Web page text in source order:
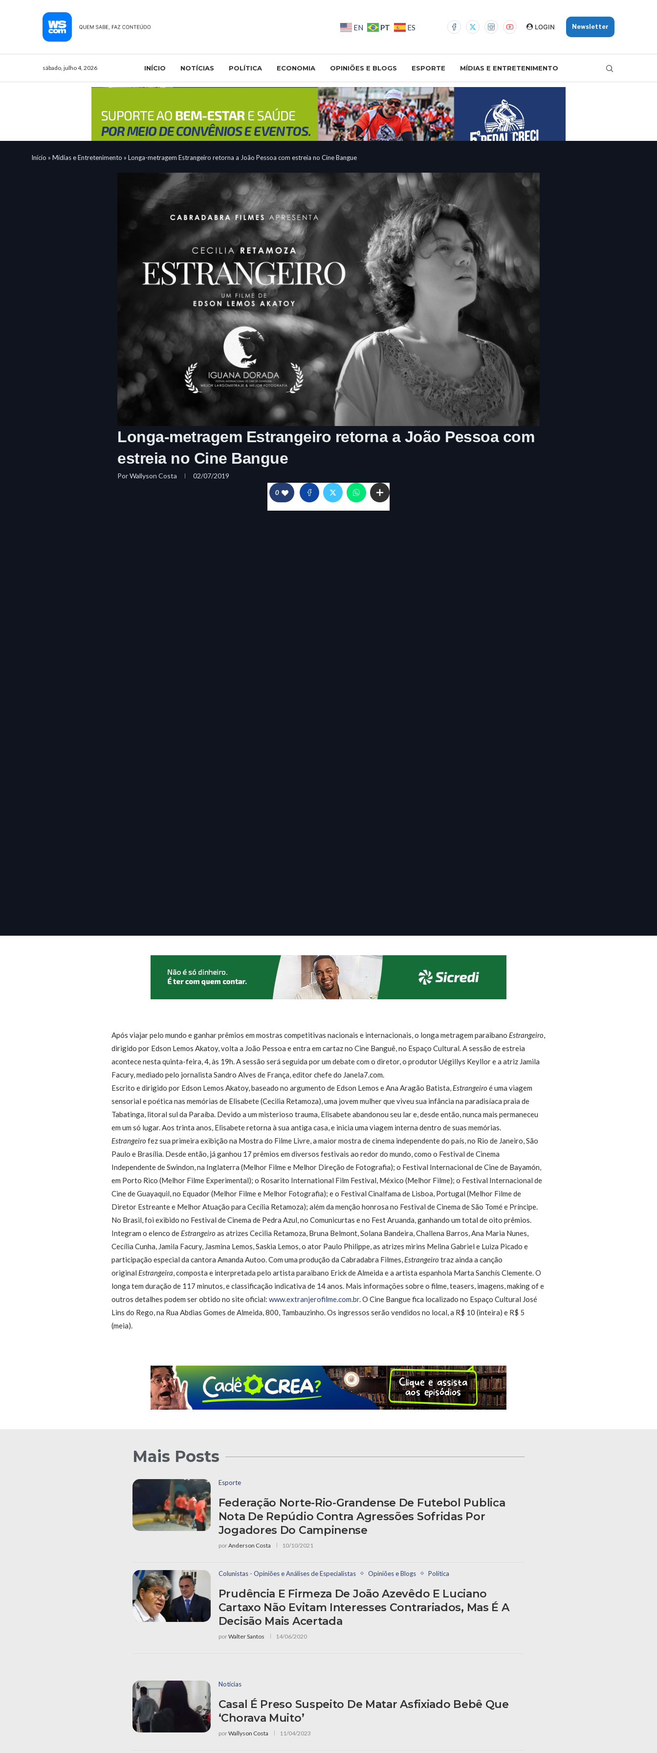
EN PT ES LOGIN Newsletter
sábado, julho 4, 2026 INÍCIO NOTÍCIAS POLÍTICA ECONOMIA OPINIÕES E BLOGS ESPORTE MÍDIAS E ENTRETENIMENTO
Início » Mídias e Entretenimento » Longa-metragem Estrangeiro retorna a João Pessoa com estreia no Cine Bangue
Longa-metragem Estrangeiro retorna a João Pessoa com
estreia no Cine Bangue
PorWallyson Costa 02/07/2019
0
Após viajar pelo mundo e ganhar prêmios em mostras competitivas nacionais e internacionais, o longa metragem paraibano Estrangeiro,
dirigido por Edson Lemos Akatoy, volta a João Pessoa e entra em cartaz no Cine Banguê, no Espaço Cultural. A sessão de estreia
acontece nesta quinta-feira, 4, às 19h. A sessão será seguida por um debate com o diretor, o produtor Uégillys Keyllor e a atriz Jamila
Facury, mediado pelo jornalista Sandro Alves de França, editor chefe do Janela7.com.
Escrito e dirigido por Edson Lemos Akatoy, baseado no argumento de Edson Lemos e Ana Aragão Batista, Estrangeiro é uma viagem
sensorial e poética nas memórias de Elisabete (Cecilia Retamoza), uma jovem mulher que viveu sua infância na paradisíaca praia de
Tabatinga, litoral sul da Paraíba. Devido a um misterioso trauma, Elisabete abandonou seu lar e, desde então, nunca mais permaneceu
em um só lugar. Aos trinta anos, Elisabete retorna à sua antiga casa, e inicia uma viagem interna dentro de suas memórias.
Estrangeiro fez sua primeira exibição na Mostra do Filme Livre, a maior mostra de cinema independente do país, no Rio de Janeiro, São
Paulo e Brasília. Desde então, já ganhou 17 prêmios em diversos festivais ao redor do mundo, como o Festival de Cinema
Independente de Swindon, na Inglaterra (Melhor Filme e Melhor Direção de Fotografia); o Festival Internacional de Cine de Bayamón,
em Porto Rico (Melhor Filme Experimental); o Rosarito International Film Festival, México (Melhor Filme); o Festival Internacional de
Cine de Guayaquil, no Equador (Melhor Filme e Melhor Fotografia); e o Festival Cinalfama de Lisboa, Portugal (Melhor Filme de
Diretor Estreante e Melhor Atuação para Cecília Retamoza); além da menção honrosa no Festival de Cinema de São Tomé e Príncipe.
No Brasil, foi exibido no Festival de Cinema de Pedra Azul, no Comunicurtas e no Fest Aruanda, ganhando um total de oito prêmios.
Integram o elenco de Estrangeiroas atrizes Cecilia Retamoza, Bruna Belmont, Solana Bandeira, Challena Barros, Ana Maria Nunes,
Cecília Cunha, Jamila Facury, Jasmina Lemos, Saskia Lemos, o ator Paulo Philippe, as atrizes mirins Melina Gabriel e Luiza Picado e
participação especial da cantora Amanda Autoo. Com uma produção da Cabradabra Filmes, Estrangeiro traz ainda a canção
original Estrangeira, composta e interpretada pelo artista paraibano Erick de Almeida e a artista espanhola Marta Sanchís Clemente. O
longa tem duração de 117 minutos, e classificação indicativa de 14 anos. Mais informações sobre o filme, teasers, imagens, making of e
outros detalhes podem ser obtido no site oficial:www.extranjerofilme.com.br. O Cine Bangue fica localizado no Espaço Cultural José
Lins do Rego, na Rua Abdias Gomes de Almeida, 800, Tambauzinho. Os ingressos serão vendidos no local, a R$ 10 (inteira) e R$ 5
(meia).
Mais Posts
Esporte
Federação Norte-Rio-Grandense De Futebol Publica
Nota De Repúdio Contra Agressões Sofridas Por
Jogadores Do Campinense
porAnderson Costa 10/10/2021
Colunistas - Opiniões e Análises de Especialistas Opiniões e Blogs Política
Prudência E Firmeza De João Azevêdo E Luciano
Cartaxo Não Evitam Interesses Contrariados, Mas É A
Decisão Mais Acertada
porWalter Santos 14/06/2020
Notícias
Casal É Preso Suspeito De Matar Asfixiado Bebê Que
‘chorava Muito’
porWallyson Costa 11/04/2023